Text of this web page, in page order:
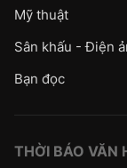
Mỹ thuật
Sân khấu - Điện
Bạn đọc
THỜI BÁO VĂN